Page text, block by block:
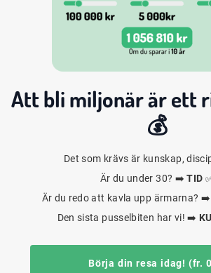
Att bli miljonärär ett
💰
Det som krävs är kunskap,
Är du under 30? ➡️TID
Är du redo att kavla upp ärmarna? ➡️
Den sista pusselbiten har vi! ➡️
Börja din resa idag! (fr.